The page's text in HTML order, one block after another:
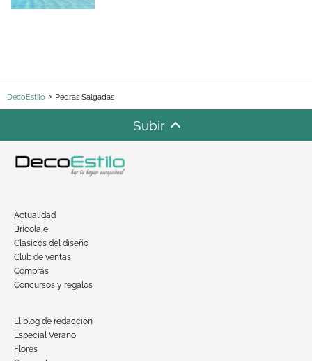
DecoEstilo Pedras Salgadas
Subir
Actualidad
Bricolaje
Clásicos del diseño
Club de ventas
Compras
Concursos y regalos
El blog de redacción
Especial Verano
Flores